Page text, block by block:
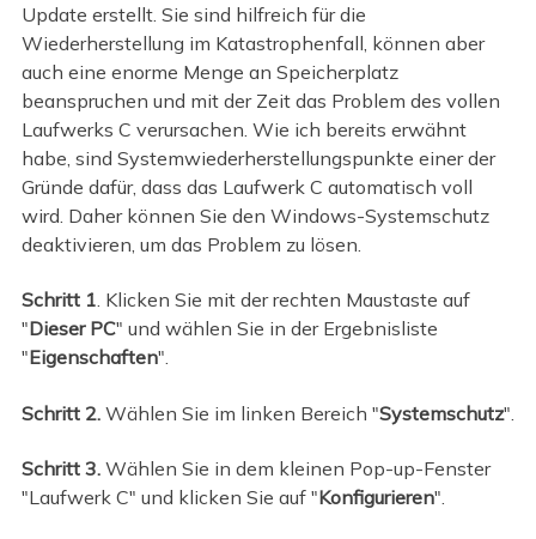
Update erstellt. Sie sind hilfreich für die
Wiederherstellung im Katastrophenfall, können aber
auch eine enorme Menge an Speicherplatz
beanspruchen und mit der Zeit das Problem des vollen
Laufwerks C verursachen. Wie ich bereits erwähnt
habe, sind Systemwiederherstellungspunkte einer der
Gründe dafür, dass das Laufwerk C automatisch voll
wird. Daher können Sie den Windows-Systemschutz
deaktivieren, um das Problem zu lösen.
Schritt 1. Klicken Sie mit der rechten Maustaste auf
"Dieser PC" und wählen Sie in der Ergebnisliste
"Eigenschaften".
Schritt 2.Wählen Sie im linken Bereich "Systemschutz".
Schritt 3.Wählen Sie in dem kleinen Pop-up-Fenster
"Laufwerk C" und klicken Sie auf "Konfigurieren".